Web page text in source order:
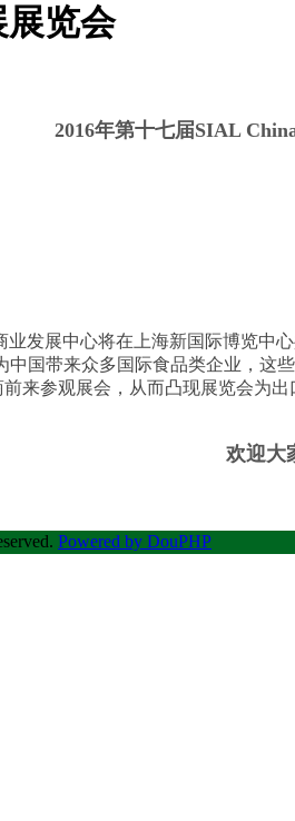
览会
2016年第十七届SIAL
发展中心将在上海新国际博览中
国带来众多国际食品类企业，
来参观展会，从而凸现展览会为出
欢迎大
Powered by DouPHP